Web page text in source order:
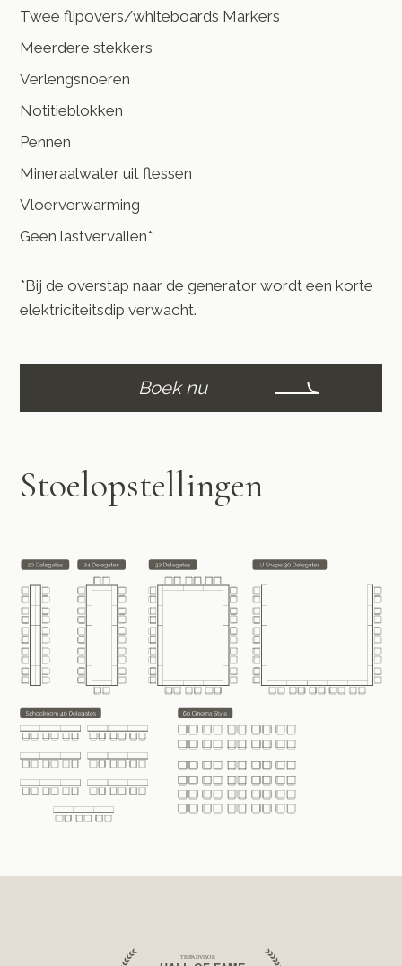
Twee flipovers/whiteboards Markers
Meerdere stekkers
Verlengsnoeren
Notitieblokken
Pennen
Mineraalwater uit flessen
Vloerverwarming
Geen lastvervallen*
*Bij de overstap naar de generator wordt een korte
elektriciteitsdip verwacht.
Boek nu
Stoelopstellingen